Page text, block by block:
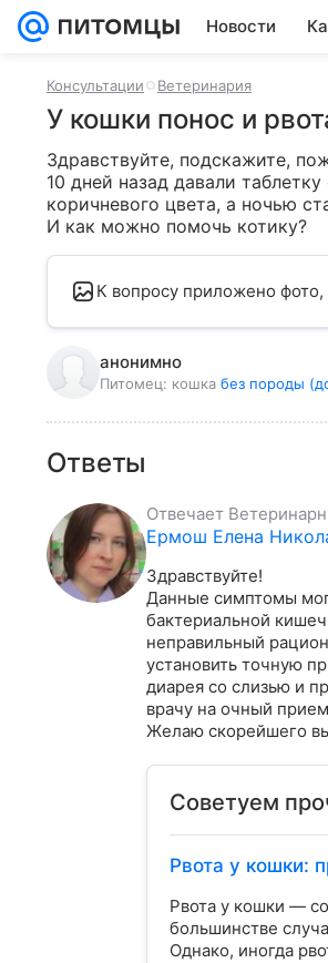
Новости
Консультации Ветеринария
У кошки понос и
Здравствуйте, подскажите,
10 дней назад давали
коричневого цвета, а ночью
И как можно помочь котику?
К вопросу приложено фото,
анонимно
Питомец: кошка без породы
Ответы
Отвечает
Ермош Елена
Здравствуйте!
Данные симптомы
бактериальной
неправильный
установить точную
диарея со слизью и
врачу на очный
Желаю скорейшего
Советуем
Рвота у кошки:
Рвота у кошки —
большинстве
Однако, иногда